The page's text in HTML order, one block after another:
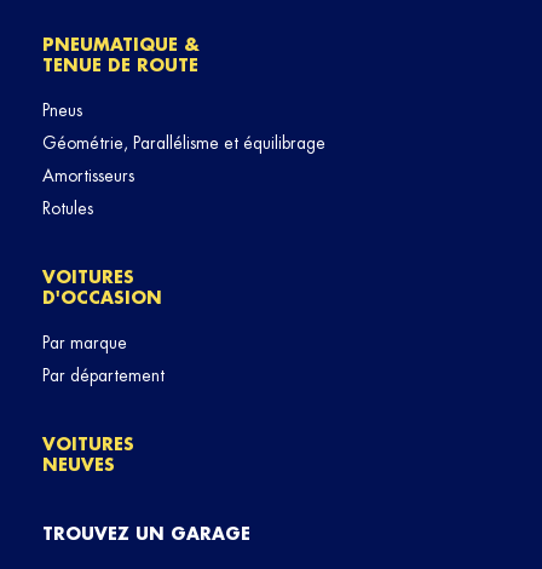
PNEUMATIQUE &
TENUE DE ROUTE
Pneus
Géométrie, Parallélisme et équilibrage
Amortisseurs
Rotules
VOITURES
D'OCCASION
Par marque
Par département
VOITURES
NEUVES
TROUVEZ UN GARAGE